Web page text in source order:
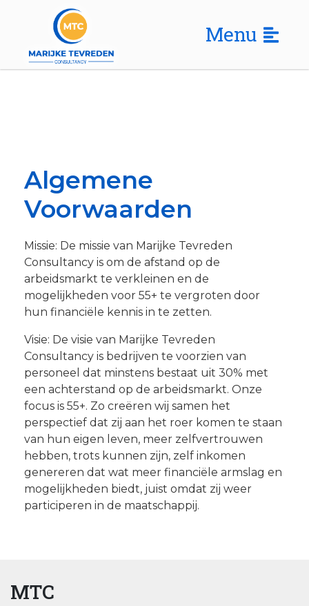
Menu
Algemene
Voorwaarden
Missie: De missie van Marijke Tevreden
Consultancy is om de afstand op de
arbeidsmarkt te verkleinen en de
mogelijkheden voor 55+ te vergroten door
hun financiële kennis in te zetten.
Visie: De visie van Marijke Tevreden
Consultancy is bedrijven te voorzien van
personeel dat minstens bestaat uit 30% met
een achterstand op de arbeidsmarkt. Onze
focus is 55+. Zo creëren wij samen het
perspectief dat zij aan het roer komen te staan
van hun eigen leven, meer zelfvertrouwen
hebben, trots kunnen zijn, zelf inkomen
genereren dat wat meer financiële armslag en
mogelijkheden biedt, juist omdat zij weer
participeren in de maatschappij.
MTC